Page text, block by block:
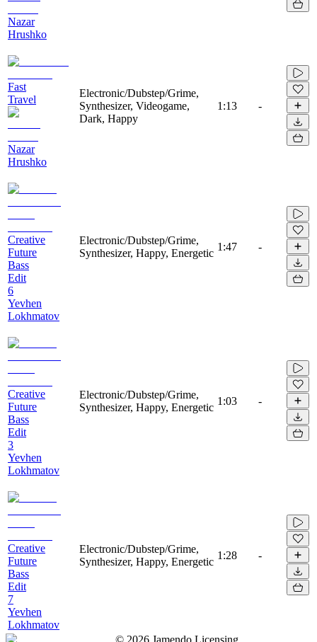
Nazar
Hrushko
Fast
Travel
Nazar
Hrushko
Electronic/Dubstep/Grime,
Synthesizer, Videogame,
Dark, Happy
1:13 -
Creative
Future
Bass
Edit
6
Yevhen
Lokhmatov
Electronic/Dubstep/Grime,
Synthesizer, Happy, Energetic
1:47 -
Creative
Future
Bass
Edit
3
Yevhen
Lokhmatov
Electronic/Dubstep/Grime,
Synthesizer, Happy, Energetic
1:03 -
Creative
Future
Bass
Edit
7
Yevhen
Lokhmatov
Electronic/Dubstep/Grime,
Synthesizer, Happy, Energetic
1:28 -
© 2026 Jamendo Licensing